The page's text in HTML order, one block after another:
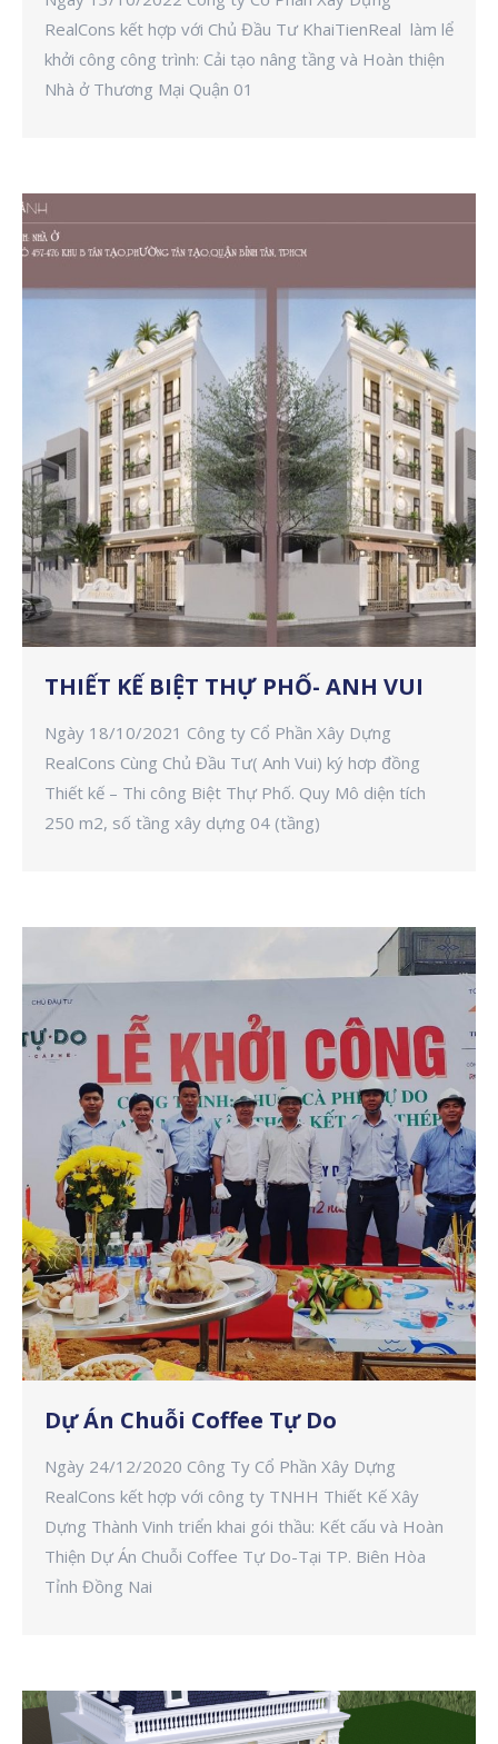
RealCons kết hợp với Chủ Đầu Tư KhaiTienReal làm lể
khởi công công trình: Cải tạo nâng tầng và Hoàn thiện
Nhà ở Thương Mại Quận 01
THIẾT KẾ BIỆT THỰ PHỐ- ANH VUI
Ngày 18/10/2021 Công ty Cổ Phần Xây Dựng
RealCons Cùng Chủ Đầu Tư( Anh Vui) ký hơp đồng
Thiết kế – Thi công Biệt Thự Phố. Quy Mô diện tích
250 m2, số tầng xây dựng 04 (tầng)
Dự Án Chuỗi Coffee Tự Do
Ngày 24/12/2020 Công Ty Cổ Phần Xây Dựng
RealCons kết hợp với công ty TNHH Thiết Kế Xây
Dựng Thành Vinh triển khai gói thầu: Kết cấu và Hoàn
Thiện Dự Án Chuỗi Coffee Tự Do-Tại TP. Biên Hòa
Tỉnh Đồng Nai